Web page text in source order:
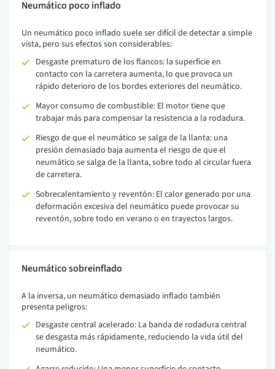
Neumático poco inflado
Un neumático poco inflado suele ser difícil de detectar a simple
vista, pero sus efectos son considerables:
Desgaste prematuro de los flancos: la superficie en
contacto con la carretera aumenta, lo que provoca un
rápido deterioro de los bordes exteriores del neumático.
Mayor consumo de combustible: El motor tiene que
trabajar más para compensar la resistencia a la rodadura.
Riesgo de que el neumático se salga de la llanta: una
presión demasiado baja aumenta el riesgo de que el
neumático se salga de la llanta, sobre todo al circular fuera
de carretera.
Sobrecalentamiento y reventón: El calor generado por una
deformación excesiva del neumático puede provocar su
reventón, sobre todo en verano o en trayectos largos.
Neumático sobreinflado
A la inversa, un neumático demasiado inflado también
presenta peligros:
Desgaste central acelerado: La banda de rodadura central
se desgasta más rápidamente, reduciendo la vida útil del
neumático.